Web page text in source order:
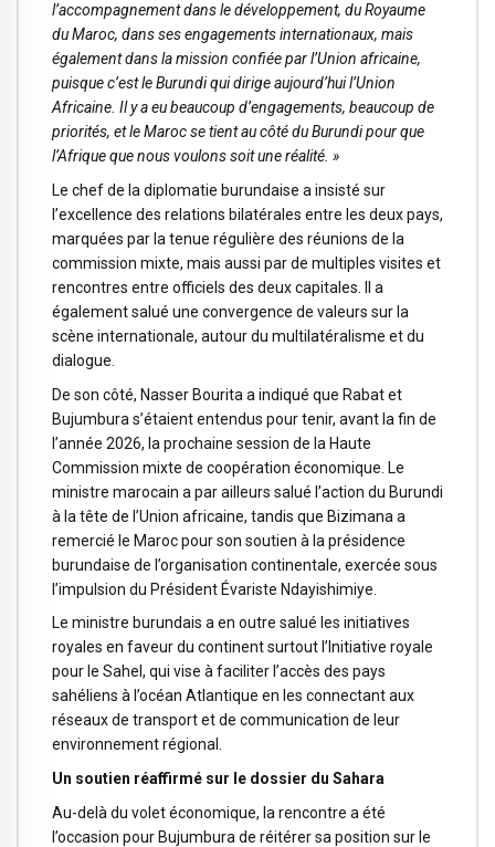
l’accompagnement dans le développement, du Royaume
du Maroc, dans ses engagements internationaux, mais
également dans la mission confiée par l’Union africaine,
puisque c’est le Burundi qui dirige aujourd’hui l’Union
Africaine. Il y a eu beaucoup d’engagements, beaucoup de
priorités, et le Maroc se tient au côté du Burundi pour que
l’Afrique que nous voulons soit une réalité. »
Le chef de la diplomatie burundaise a insisté sur
l’excellence des relations bilatérales entre les deux pays,
marquées par la tenue régulière des réunions de la
commission mixte, mais aussi par de multiples visites et
rencontres entre officiels des deux capitales. Il a
également salué une convergence de valeurs sur la
scène internationale, autour du multilatéralisme et du
dialogue.
De son côté, Nasser Bourita a indiqué que Rabat et
Bujumbura s’étaient entendus pour tenir, avant la fin de
l’année 2026, la prochaine session de la Haute
Commission mixte de coopération économique. Le
ministre marocain a par ailleurs salué l’action du Burundi
à la tête de l’Union africaine, tandis que Bizimana a
remercié le Maroc pour son soutien à la présidence
burundaise de l’organisation continentale, exercée sous
l’impulsion du Président Évariste Ndayishimiye.
Le ministre burundais a en outre salué les initiatives
royales en faveur du continent surtout l’Initiative royale
pour le Sahel, qui vise à faciliter l’accès des pays
sahéliens à l’océan Atlantique en les connectant aux
réseaux de transport et de communication de leur
environnement régional.
Un soutien réaffirmé sur le dossier du Sahara
Au-delà du volet économique, la rencontre a été
l’occasion pour Bujumbura de réitérer sa position sur le